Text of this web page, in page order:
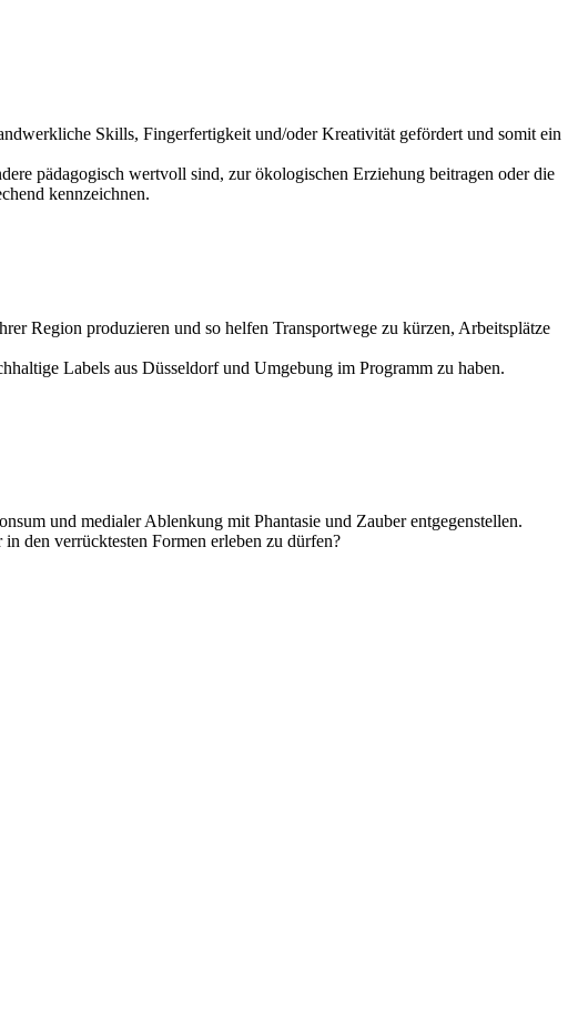
Skills, Fingerfertigkeit und/oder Kreativität gefördert und somit ein
pädagogisch wertvoll sind, zur ökologischen Erziehung beitragen oder die
kennzeichnen.
Region produzieren und so helfen Transportwege zu kürzen, Arbeitsplätze
Labels aus Düsseldorf und Umgebung im Programm zu haben.
und medialer Ablenkung mit Phantasie und Zauber entgegenstellen.
den verrücktesten Formen erleben zu dürfen?